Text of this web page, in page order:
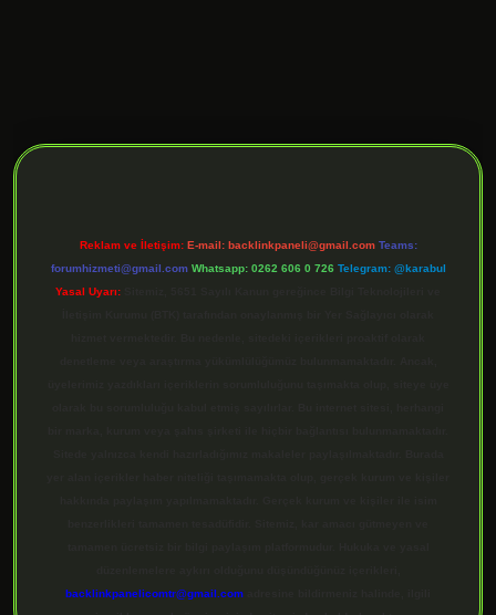
Reklam ve İletişim: E-mail: backlinkpaneli@gmail.com Teams:
forumhizmeti@gmail.com Whatsapp: 0262 606 0 726 Telegram: @karabul
Yasal Uyarı:
backlinkpanelicomtr@gmail.com